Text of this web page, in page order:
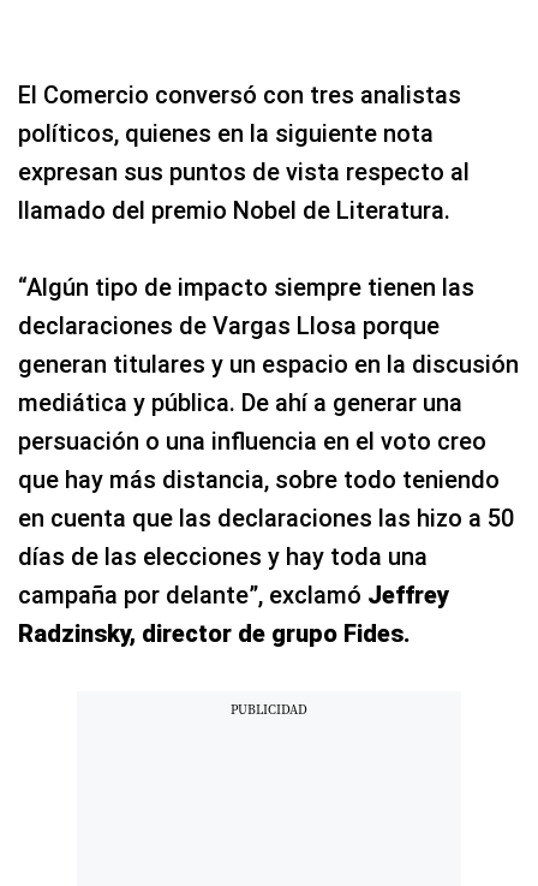
El Comercio conversó con tres analistas
políticos, quienes en la siguiente nota
expresan sus puntos de vista respecto al
llamado del premio Nobel de Literatura.
“Algún tipo de impacto siempre tienen las
declaraciones de Vargas Llosa porque
generan titulares y un espacio en la discusión
mediática y pública. De ahí a generar una
persuación o una influencia en el voto creo
que hay más distancia, sobre todo teniendo
en cuenta que las declaraciones las hizo a 50
días de las elecciones y hay toda una
campaña por delante”, exclamó Jeffrey
Radzinsky, director de grupo Fides.